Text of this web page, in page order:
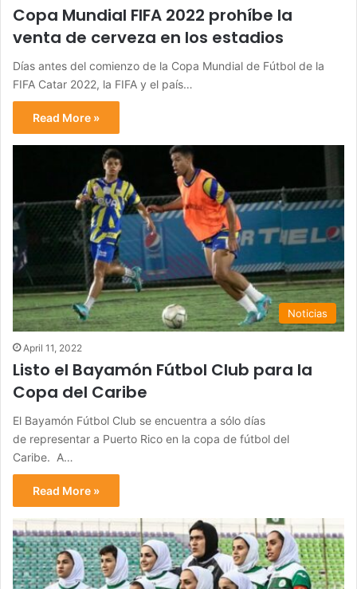
Copa Mundial FIFA 2022 prohíbe la
venta de cerveza en los estadios
Días antes del comienzo de la Copa Mundial de Fútbol de la
FIFA Catar 2022, la FIFA y el país…
Read More »
Noticias
April 11, 2022
Listo el Bayamón Fútbol Club para la
Copa del Caribe
El Bayamón Fútbol Club se encuentra a sólo días
de representar a Puerto Rico en la copa de fútbol del
Caribe. A…
Read More »